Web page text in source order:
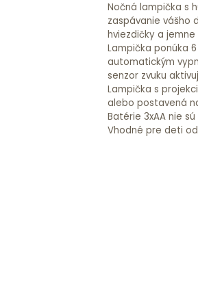
Nočná lampička s
zaspávanie vášho
hviezdičky a
Lampička ponúka
automatickým
senzor zvuku
Lampička s
alebo postavená
Batérie 3xAA nie
Vhodné pre deti